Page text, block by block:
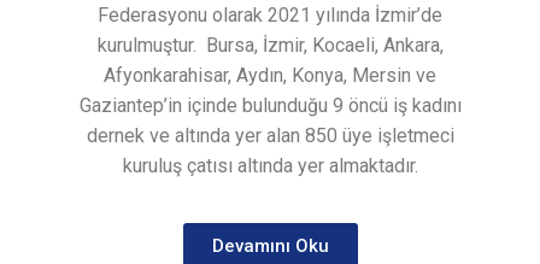
Federasyonu olarak 2021 yılında İzmir’de
kurulmuştur. Bursa, İzmir, Kocaeli, Ankara,
Afyonkarahisar, Aydın, Konya, Mersin ve
Gaziantep’in içinde bulunduğu 9 öncü iş kadını
dernek ve altında yer alan 850 üye işletmeci
kuruluş çatısı altında yer almaktadır.
Devamını Oku